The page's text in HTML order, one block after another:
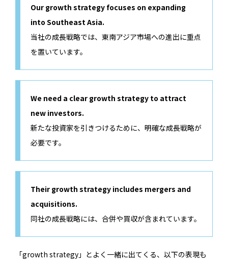
Our growth strategy focuses on expanding
into Southeast Asia.
当社の成長戦略では、東南アジア市場への進出に重点
を置いています。
We need a clear growth strategy to attract
new investors.
新たな投資家を引きつけるために、明確な成長戦略が
必要です。
Their growth strategy includes mergers and
acquisitions.
同社の成長戦略には、合併や買収が含まれています。
「growth strategy」とよく一緒に出てくる、以下の表現も